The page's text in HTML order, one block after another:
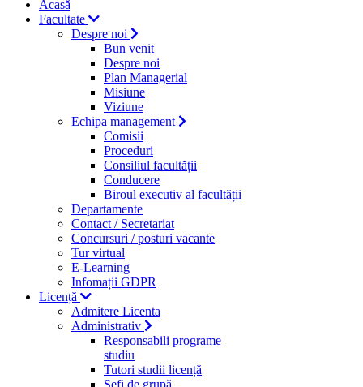
Acasă
Facultate
Despre noi
Bun venit
Despre noi
Plan Managerial
Misiune
Viziune
Echipa management
Comisii
Proceduri
Consiliul facultății
Conducere
Biroul executiv al facultății
Departamente
Contact / Secretariat
Concursuri / posturi vacante
Tur virtual
E-Learning
Infomații GDPR
Licență
Admitere Licenta
Administrativ
Responsabili programe
studiu
Tutori studii licență
Şefi de grupă